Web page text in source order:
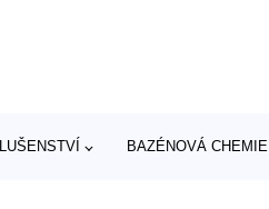
BAZÉNOVÁ CHEMIE